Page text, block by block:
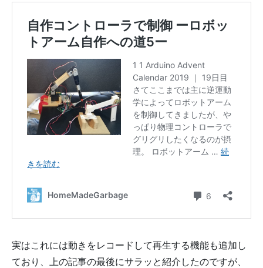
実はこれには動きをレコードして再生する機能も追加し
ており、上の記事の最後にサラッと紹介したのですが、